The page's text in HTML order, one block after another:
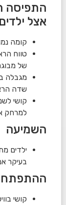
התפיסה
אצל
קומה
של
מגבלה
שדה
קושי
למרחק
השמיעה
ילדים
בעיקר
קושי